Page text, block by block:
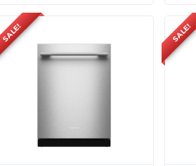
SALE! SALE!